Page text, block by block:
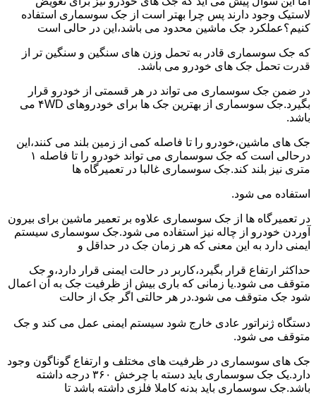
لاستیک وجود دارند پس چرا بهتر است از جک سوسماری استفاده
کنیم؟عملکرد جک ماشین محدود می باشد،این در حالی است
که جک سوسماری قادر به تحمل وزن های سنگین و سنگین تر از
قدرت تحمل جک های خودرو می باشد.
در ضمن جک سوسماری می تواند در هر قسمتی از خودرو قرار
بگیرد.جک سوسماری از بهترین جک ها برای خودروهای ۴WD می
باشد.
جک های ماشین،خودرو را تا فاصله کمی از زمین بلند می کنند،این
درحالی است که جک سوسماری می تواند خودرو را تا فاصله ۱
متری نیز بلند کند.جک سوسماری غالبا در تعمیرگاه ها
استفاده می شود.
در تعمیرگاه ها از جک سوسماری علاوه بر تعمیر ماشین برای بیرون
آوردن خودرو از چاله نیز استفاده می شود.جک سوسماری سیستم
ایمنی دارد به این معنی که هر زمان جک در حداقل و
حداکثر ارتفاع قرار بگیرد،کاربر در حالت ایمنی قرار دارد،و جک
متوقف می شود.یا زمانی که باری بیش از ظرفیت جک به آن اعمال
شود جک متوقف می شود.در هر حالتی اگر جک از حالت
دستگاه ژنراتور عادی خارج شود سیستم ایمنی عمل می کند و جک
متوقف می شود.
جک های سوسماری در ظرفیت های مختلف و ارتفاع گوناگون وجود
دارد.یک جک سوسماری باید دسته با چرخش ۳۶۰ درجه داشته
باشد.جک سوسماری باید بدنه کاملا فلزی داشته باشد تا